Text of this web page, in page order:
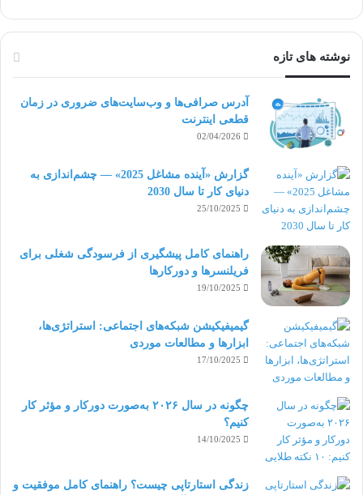
نوشته های تازه
آدرس صرافی‌ها و وب‌سایت‌های ضروری در زمان
قطعی اینترنت
02/04/2026
گزارش «آینده مشاغل 2025» — چشم‌اندازی به
دنیای کار تا سال 2030
25/10/2025
راهنمای کامل پیشگیری از فرسودگی شغلی برای
فریلنسرها و دورکارها
19/10/2025
گیمیفیکیشن شبکه‌های اجتماعی: استراتژی‌ها،
ابزارها و مطالعات موردی
17/10/2025
چگونه در سال ۲۰۲۶ به‌صورت دورکار و مؤثر کار
کنیم؟
14/10/2025
زندگی استارتاپی چیست؟ راهنمای کامل موفقیت و